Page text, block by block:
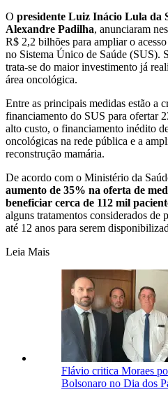
O presidente Luiz Inácio Lula da
Alexandre Padilha, anunciaram
R$ 2,2 bilhões para ampliar o
no Sistema Único de Saúde (SUS).
trata-se do maior investimento já
área oncológica.
Entre as principais medidas estão a
financiamento do SUS para ofertar
alto custo, o financiamento inédito
oncológicas na rede pública e a
reconstrução mamária.
De acordo com o Ministério da
aumento de 35% na oferta de
beneficiar cerca de 112 mil
alguns tratamentos considerados de
até 12 anos para serem
Leia Mais
Flávio critica Moraes
Bolsonaro no Dia dos